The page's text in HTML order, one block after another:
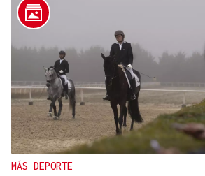
MÁS DEPORTE